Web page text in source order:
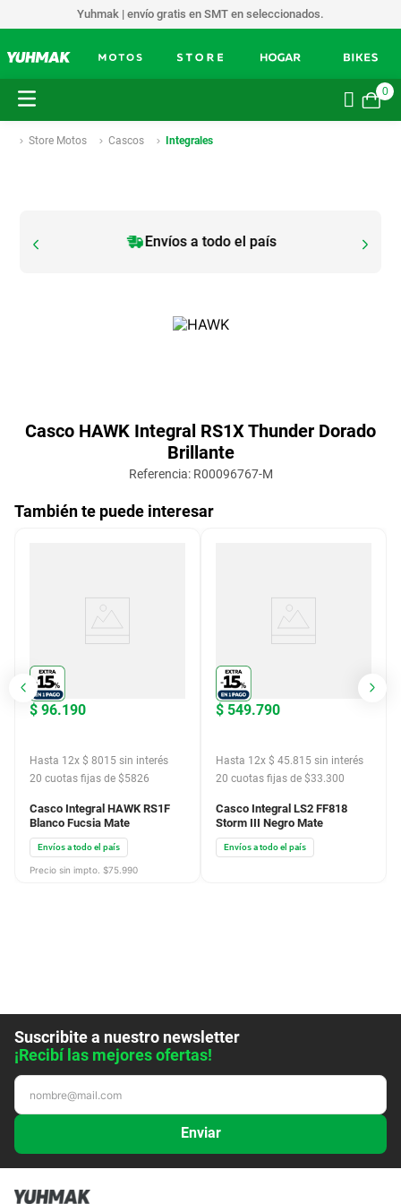
Yuhmak | envío gratis en SMT en seleccionados.
0
Store Motos Cascos Integrales
Envíos a todo el país
Casco HAWK Integral RS1X Thunder Dorado
Brillante
Referencia: R00096767-M
También te puede interesar
$ 96.190
Hasta 12x $ 8015 sin interés
20 cuotas fijas de $5826
Casco Integral HAWK RS1F
Blanco Fucsia Mate
Envíos a todo el país
Precio sin impto. $75.990
$ 549.790
Hasta 12x $ 45.815 sin interés
20 cuotas fijas de $33.300
Casco Integral LS2 FF818
Storm III Negro Mate
Envíos a todo el país
Suscribite a nuestro newsletter
¡Recibí las mejores ofertas!
Enviar